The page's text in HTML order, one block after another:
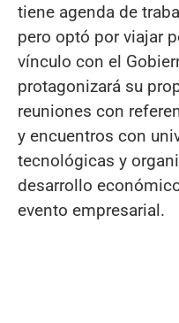
tiene agenda de
pero optó por viajar
vínculo con el
protagonizará su
reuniones con
y encuentros con
tecnológicas y
desarrollo
evento empresarial.